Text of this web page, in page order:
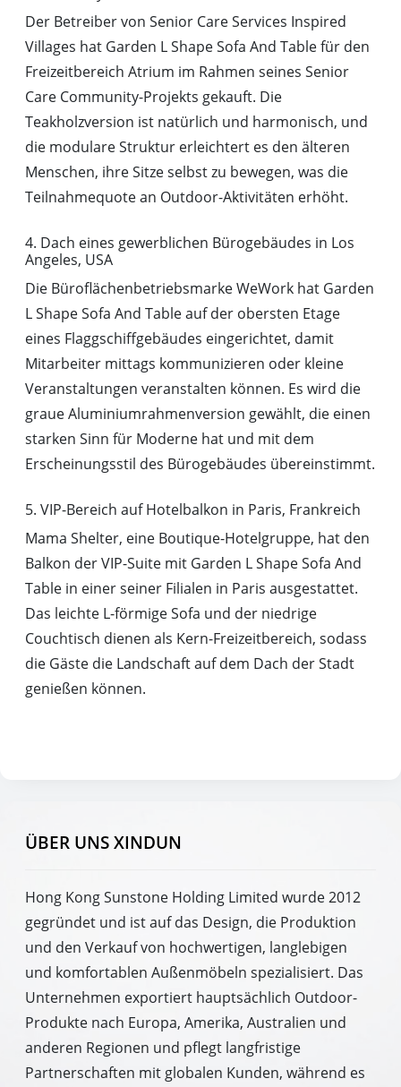
Der Betreiber von Senior Care Services Inspired
Villages hat Garden L Shape Sofa And Table für den
Freizeitbereich Atrium im Rahmen seines Senior
Care Community-Projekts gekauft. Die
Teakholzversion ist natürlich und harmonisch, und
die modulare Struktur erleichtert es den älteren
Menschen, ihre Sitze selbst zu bewegen, was die
Teilnahmequote an Outdoor-Aktivitäten erhöht.
4. Dach eines gewerblichen Bürogebäudes in Los
Angeles, USA
Die Büroflächenbetriebsmarke WeWork hat Garden
L Shape Sofa And Table auf der obersten Etage
eines Flaggschiffgebäudes eingerichtet, damit
Mitarbeiter mittags kommunizieren oder kleine
Veranstaltungen veranstalten können. Es wird die
graue Aluminiumrahmenversion gewählt, die einen
starken Sinn für Moderne hat und mit dem
Erscheinungsstil des Bürogebäudes übereinstimmt.
5. VIP-Bereich auf Hotelbalkon in Paris, Frankreich
Mama Shelter, eine Boutique-Hotelgruppe, hat den
Balkon der VIP-Suite mit Garden L Shape Sofa And
Table in einer seiner Filialen in Paris ausgestattet.
Das leichte L-förmige Sofa und der niedrige
Couchtisch dienen als Kern-Freizeitbereich, sodass
die Gäste die Landschaft auf dem Dach der Stadt
genießen können.
ÜBER UNS XINDUN
Hong Kong Sunstone Holding Limited wurde 2012
gegründet und ist auf das Design, die Produktion
und den Verkauf von hochwertigen, langlebigen
und komfortablen Außenmöbeln spezialisiert. Das
Unternehmen exportiert hauptsächlich Outdoor-
Produkte nach Europa, Amerika, Australien und
anderen Regionen und pflegt langfristige
Partnerschaften mit globalen Kunden, während es